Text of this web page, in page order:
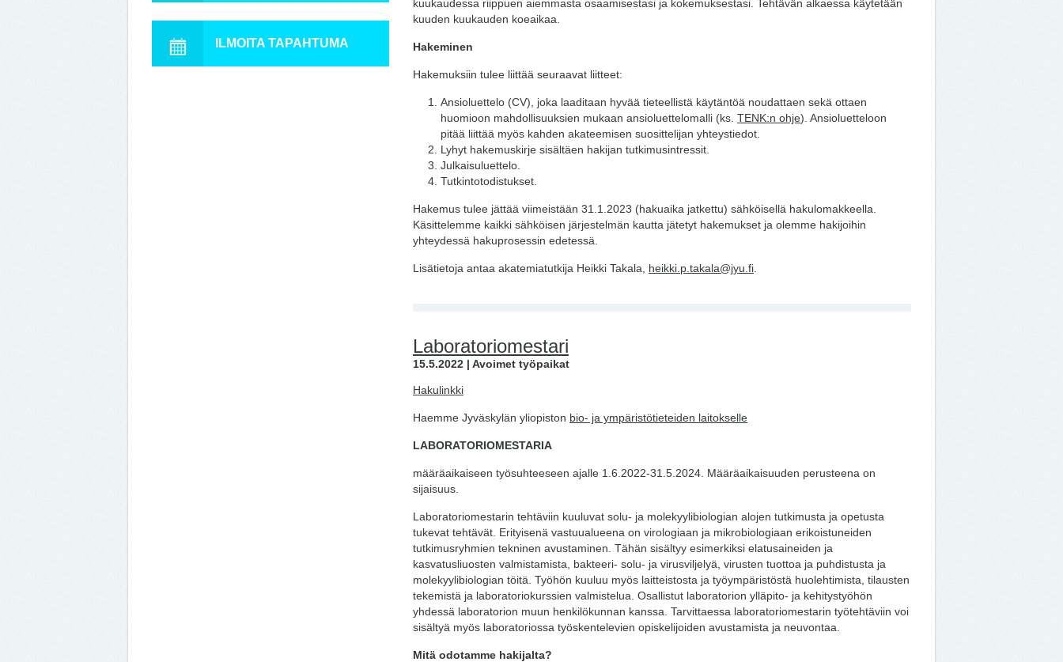
ILMOITA TAPAHTUMA
kuukaudessa riippuen aiemmasta osaamisestasi ja kokemuksestasi. Tehtävän alkaessa käytetään
kuuden kuukauden koeaikaa.
Hakeminen
Hakemuksiin tulee liittää seuraavat liitteet:
Ansioluettelo (CV), joka laaditaan hyvää tieteellistä käytäntöä noudattaen sekä ottaen
huomioon mahdollisuuksien mukaan ansioluettelomalli (ks. TENK:n ohje). Ansioluetteloon
pitää liittää myös kahden akateemisen suosittelijan yhteystiedot.
Lyhyt hakemuskirje sisältäen hakijan tutkimusintressit.
Julkaisuluettelo.
Tutkintotodistukset.
Hakemus tulee jättää viimeistään 31.1.2023 (hakuaika jatkettu) sähköisellä hakulomakkeella.
Käsittelemme kaikki sähköisen järjestelmän kautta jätetyt hakemukset ja olemme hakijoihin
yhteydessä hakuprosessin edetessä.
Lisätietoja antaa akatemiatutkija Heikki Takala, heikki.p.takala@jyu.fi
Laboratoriomestari
15.5.2022 | Avoimet työpaikat
Hakulinkki
Haemme Jyväskylän yliopiston bio- ja ympäristötieteiden laitokselle
LABORATORIOMESTARIA
määräaikaiseen työsuhteeseen ajalle 1.6.2022-31.5.2024. Määräaikaisuuden perusteena on
sijaisuus.
Laboratoriomestarin tehtäviin kuuluvat solu- ja molekyylibiologian alojen tutkimusta ja opetusta
tukevat tehtävät. Erityisenä vastuualueena on virologiaan ja mikrobiologiaan erikoistuneiden
tutkimusryhmien tekninen avustaminen. Tähän sisältyy esimerkiksi elatusaineiden ja
kasvatusliuosten valmistamista, bakteeri- solu- ja virusviljelyä, virusten tuottoa ja puhdistusta ja
molekyylibiologian töitä. Työhön kuuluu myös laitteistosta ja työympäristöstä huolehtimista, tilausten
tekemistä ja laboratoriokurssien valmistelua. Osallistut laboratorion ylläpito- ja kehitystyöhön
yhdessä laboratorion muun henkilökunnan kanssa. Tarvittaessa laboratoriomestarin työtehtäviin voi
sisältyä myös laboratoriossa työskentelevien opiskelijoiden avustamista ja neuvontaa.
Mitä odotamme hakijalta?